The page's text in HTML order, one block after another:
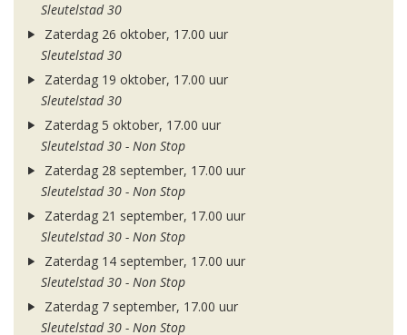
Sleutelstad 30
Zaterdag 26 oktober, 17.00 uur
Sleutelstad 30
Zaterdag 19 oktober, 17.00 uur
Sleutelstad 30
Zaterdag 5 oktober, 17.00 uur
Sleutelstad 30 - Non Stop
Zaterdag 28 september, 17.00 uur
Sleutelstad 30 - Non Stop
Zaterdag 21 september, 17.00 uur
Sleutelstad 30 - Non Stop
Zaterdag 14 september, 17.00 uur
Sleutelstad 30 - Non Stop
Zaterdag 7 september, 17.00 uur
Sleutelstad 30 - Non Stop